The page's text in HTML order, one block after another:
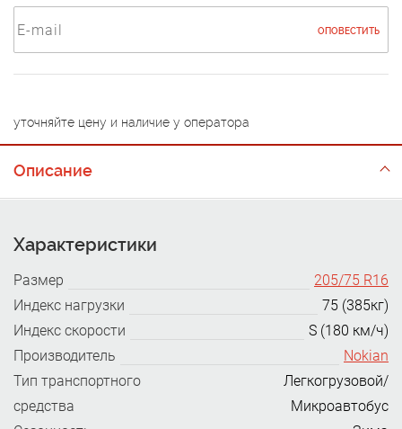
ОПОВЕСТИТЬ
уточняйте цену и наличие у оператора
Описание
Характеристики
Размер
205/75 R16
Индекс нагрузки
75 (385кг)
Индекс скорости
S (180 км/ч)
Производитель
Nokian
Тип транспортного
средства
Легкогрузовой/
Микроавтобус